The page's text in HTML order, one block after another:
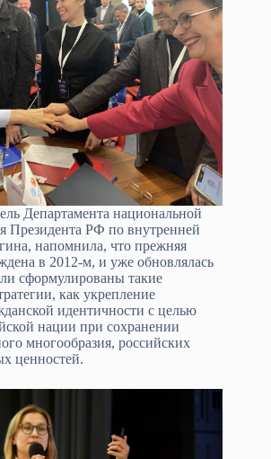
Департамента национальной
Президента РФ по внутренней
напомнила, что прежняя
в 2012-м, и уже обновлялась
сформулированы такие
как укрепление
идентичности с целью
нации при сохранении
многообразия, российских
ценностей.